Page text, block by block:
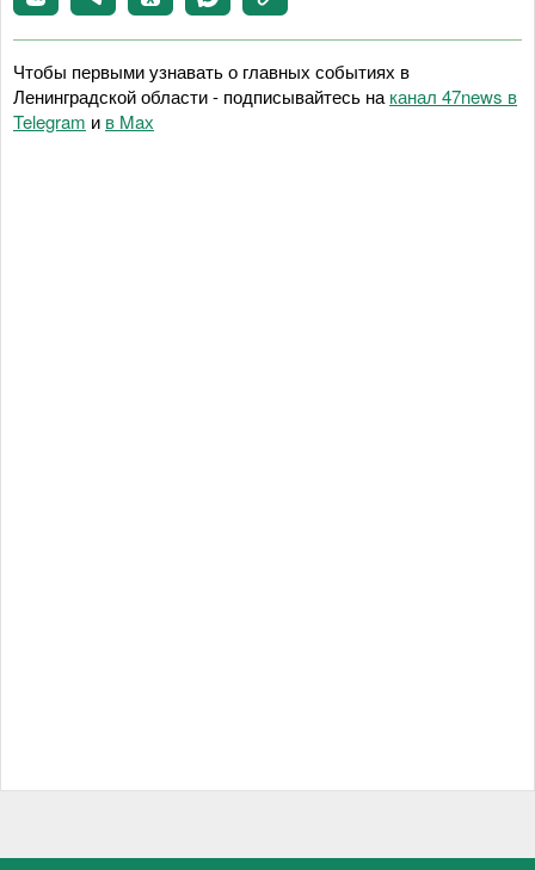
Чтобы первыми узнавать о главных событиях в
Ленинградской области - подписывайтесь на канал 47news в
Telegram и в Maх